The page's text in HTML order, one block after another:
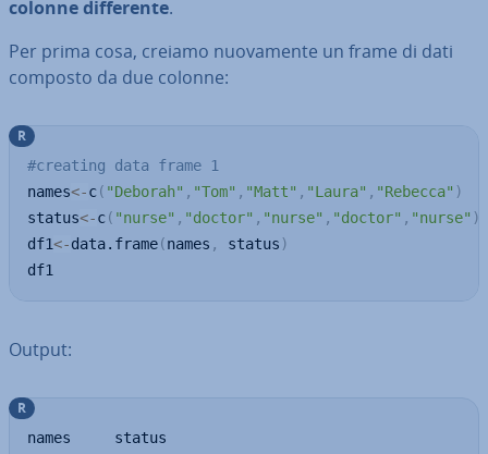
colonne dif­fe­ren­te.
Per prima cosa, creiamo nuo­va­men­te un frame di dati
composto da due colonne:
#creating data frame 1
names<-c( "Deborah" , "Tom" , "Matt" , "Laura" , "Rebecca" )
status<-c( "nurse" , "doctor" , "nurse" , "doctor" , "nurse" )
df1<-data.frame(names , status )
df1
R
Output:
R